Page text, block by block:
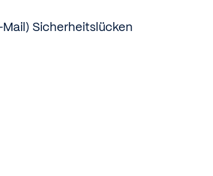
Sicherheitslücken